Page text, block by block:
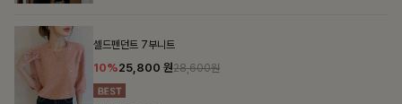
헨틴링클 날개티셔츠+치마바지SET
12%29,900원33,900원